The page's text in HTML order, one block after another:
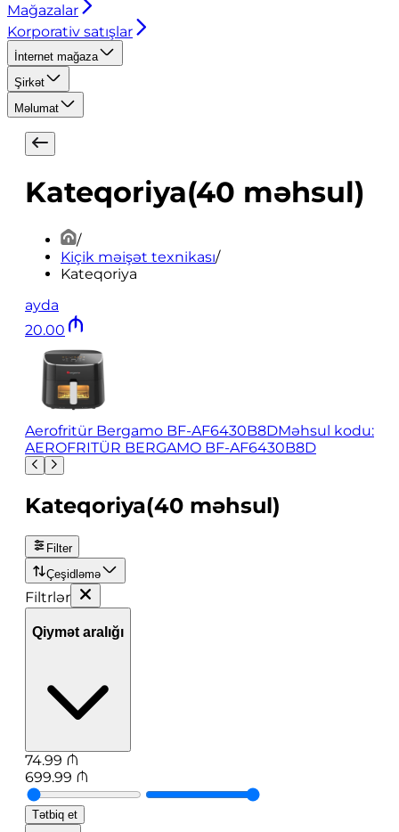
Mağazalar
Korporativ satışlar
İnternet mağaza
Şirkət
Məlumat
Kateqoriya(40 məhsul)
/
Kiçik məişət texnikası/
Kateqoriya
ayda
20.00
Aerofritür Bergamo BF-AF6430B8DMəhsul kodu:
AEROFRITÜR BERGAMO BF-AF6430B8D
Kateqoriya(40 məhsul)
Filter
Çeşidləmə
Filtrlər
Qiymət aralığı
74.99 ₼
699.99 ₼
Tətbiq et